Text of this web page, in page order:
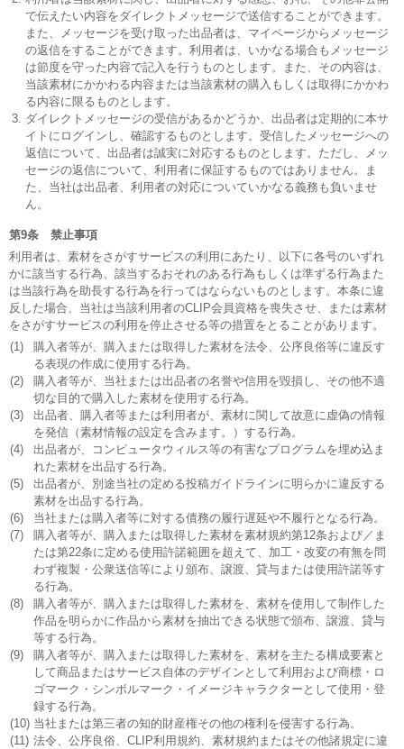
で伝えたい内容をダイレクトメッセージで送信することができます。
また、メッセージを受け取った出品者は、マイページからメッセージ
の返信をすることができます。利用者は、いかなる場合もメッセージ
は節度を守った内容で記入を行うものとします。また、その内容は、
当該素材にかかわる内容または当該素材の購入もしくは取得にかかわ
る内容に限るものとします。
ダイレクトメッセージの受信があるかどうか、出品者は定期的に本サ
イトにログインし、確認するものとします。受信したメッセージへの
返信について、出品者は誠実に対応するものとします。ただし、メッ
セージの返信について、利用者に保証するものではありません。ま
た、当社は出品者、利用者の対応についていかなる義務も負いませ
ん。
第9条 禁止事項
利用者は、素材をさがすサービスの利用にあたり、以下に各号のいずれ
かに該当する行為、該当するおそれのある行為もしくは準ずる行為また
は当該行為を助長する行為を行ってはならないものとします。本条に違
反した場合、当社は当該利用者のCLIP会員資格を喪失させ、または素材
をさがすサービスの利用を停止させる等の措置をとることがあります。
(1)
購入者等が、購入または取得した素材を法令、公序良俗等に違反す
る表現の作成に使用する行為。
(2)
購入者等が、当社または出品者の名誉や信用を毀損し、その他不適
切な目的で購入した素材を使用する行為。
(3)
出品者、購入者等または利用者が、素材に関して故意に虚偽の情報
を発信（素材情報の設定を含みます。）する行為。
(4)
出品者が、コンピュータウィルス等の有害なプログラムを埋め込ま
れた素材を出品する行為。
(5)
出品者が、別途当社の定める投稿ガイドラインに明らかに違反する
素材を出品する行為。
(6)
当社または購入者等に対する債務の履行遅延や不履行となる行為。
(7)
購入者等が、購入または取得した素材を素材規約第12条および／ま
たは第22条に定める使用許諾範囲を超えて、加工・改変の有無を問
わず複製・公衆送信等により頒布、譲渡、貸与または使用許諾等す
る行為。
(8)
購入者等が、購入または取得した素材を、素材を使用して制作した
作品を明らかに作品から素材を抽出できる状態で頒布、譲渡、貸与
等する行為。
(9)
購入者等が、購入または取得した素材を、素材を主たる構成要素と
して商品またはサービス自体のデザインとして利用および商標・ロ
ゴマーク・シンボルマーク・イメージキャラクターとして使用・登
録する行為。
(10) 当社または第三者の知的財産権その他の権利を侵害する行為。
(11) 法令、公序良俗、CLIP利用規約、素材規約またはその他諸規定に違